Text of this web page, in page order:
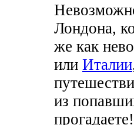
Лондона,
же как
или Италии
из
прогадаете!